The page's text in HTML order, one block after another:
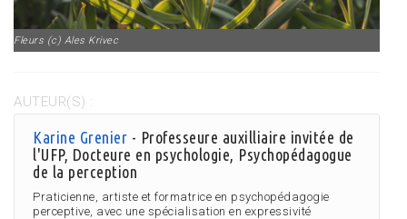
Fleurs (c) Ales Krivec
AUTEUR(S) :
Karine Grenier - Professeure auxilliaire invitée de
l'UFP, Docteure en psychologie, Psychopédagogue
de la perception
Praticienne, artiste et formatrice en psychopédagogie
perceptive, avec une spécialisation en expressivité